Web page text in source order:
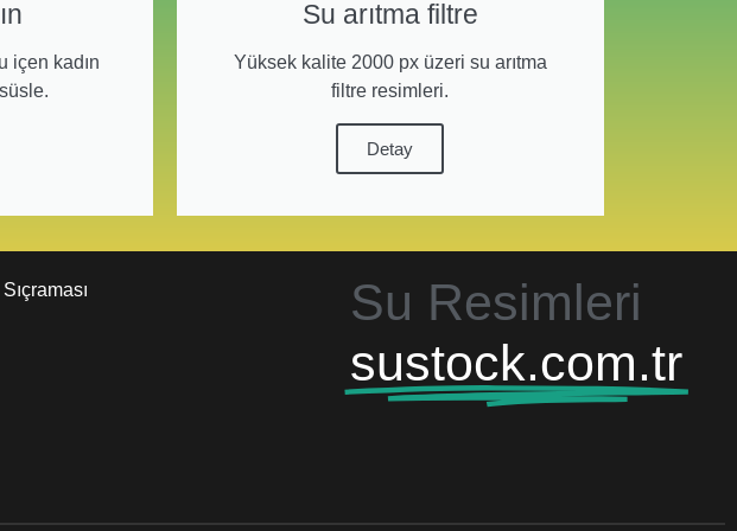
içen kadın
Su arıtma filtre
Yüksek kalite 2000 px üzeri su arıtma
filtre resimleri.
Detay
Su Resimleri
sustock.com.tr